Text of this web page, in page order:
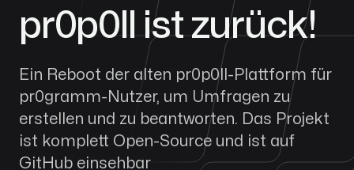
pr0p0ll ist zurück!
Ein Reboot der alten pr0p0ll-Plattform für
pr0gramm-Nutzer, um Umfragen zu
erstellen und zu beantworten. Das Projekt
ist komplett Open-Source und ist auf
GitHub einsehbar